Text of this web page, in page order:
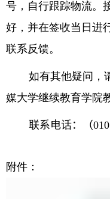
号，自行跟踪物流。
好，并在签收当日进
联系反馈。
如有其他疑问，
媒大学继续教育学院
联系电话：（010
附件：